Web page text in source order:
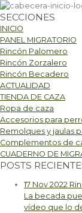
SECCIONES
INICIO
PANEL MIGRATORIO
Rincón Palomero
Rincón Zorzalero
Rincón Becadero
ACTUALIDAD
TIENDA DE CAZA
Ropa de caza
Accesorios para
Remolques y jaulas
Complementos de
CUADERNO DE
POSTS
17 Nov 2022
La becada
vídeo que lo